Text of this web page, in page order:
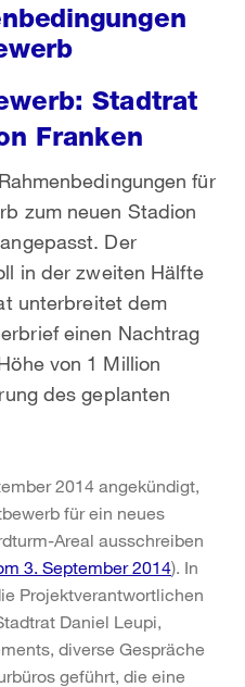
Stadtrat
Franken
für
zum neuen Stadion
Der
in der zweiten Hälfte
unterbreitet dem
einen Nachtrag
von 1 Million
des geplanten
2014 angekündigt,
für ein neues
Areal ausschreiben
3. September 2014). In
Projektverantwortlichen
Daniel Leupi,
diverse Gespräche
geführt, die eine